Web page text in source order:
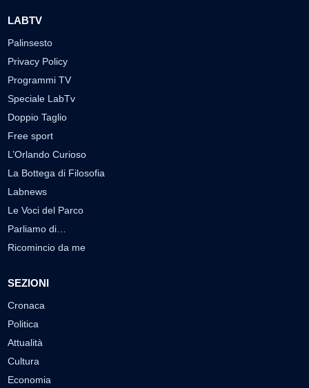
LABTV
Palinsesto
Privacy Policy
Programmi TV
Speciale LabTv
Doppio Taglio
Free sport
L’Orlando Curioso
La Bottega di Filosofia
Labnews
Le Voci del Parco
Parliamo di…
Ricomincio da me
SEZIONI
Cronaca
Politica
Attualità
Cultura
Economia